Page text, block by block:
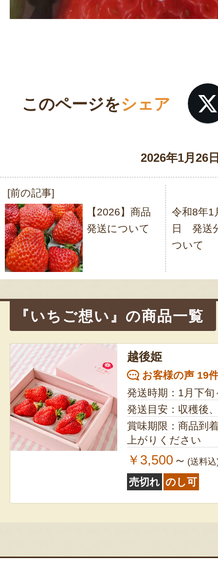
このページをシェア
2026年1月26
投
稿
ナ
ビ
ゲ
ョ
ン
[前の記事]
【2026】商品
発送について
令和8年1
日 発送
ついて
『いちご想い』の商品一覧
越後姫
お客様の声 19
発送時期：1月下旬
発送目安：収穫後
賞味期限：商品到
上がりください
￥3,500 ～ (送料
売切れ のし可